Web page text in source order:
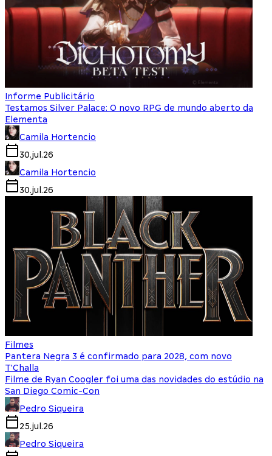
Informe Publicitário
Testamos Silver Palace: O novo RPG de mundo aberto da
Elementa
Camila Hortencio
30.jul.26
Camila Hortencio
30.jul.26
Filmes
Pantera Negra 3 é confirmado para 2028, com novo
T'Challa
Filme de Ryan Coogler foi uma das novidades do estúdio na
San Diego Comic-Con
Pedro Siqueira
25.jul.26
Pedro Siqueira